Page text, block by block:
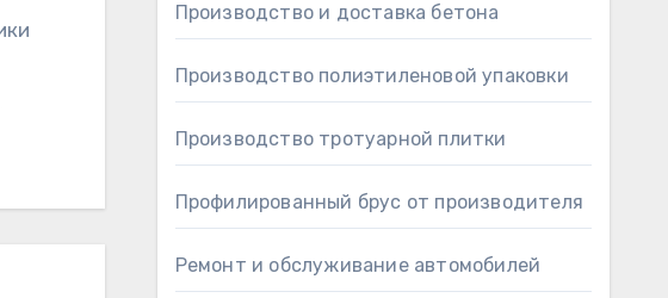
Производство и доставка бетона
Производство полиэтиленовой упаковки
Производство тротуарной плитки
Профилированный брус от производителя
Ремонт и обслуживание автомобилей